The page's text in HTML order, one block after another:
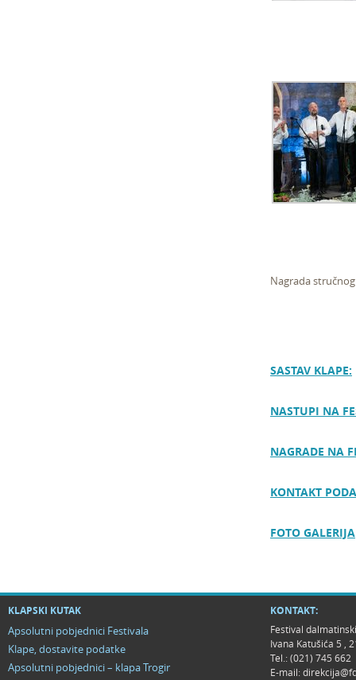
Nagrada
SASTAV KLAPE:
NASTUPI NA
NAGRADE NA
KONTAKT
FOTO GALERIJA
KLAPSKI KUTAK
Apsolutni pobjednici Festivala
Klape, dostavite podatke
Apsolutni pobjednici – klapa Trogir
KONTAKT:
Festival
Ivana Katušića 5 ,
Tel.: (021) 745 662
E-mail: